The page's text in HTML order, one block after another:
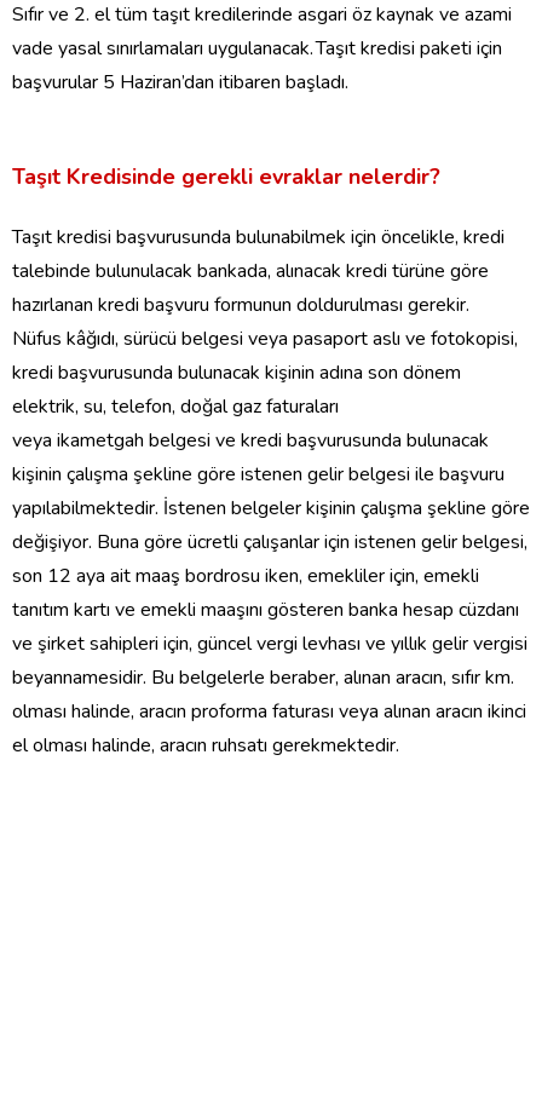
Sıfır ve 2. el tüm taşıt kredilerinde asgari öz kaynak ve azami
vade yasal sınırlamaları uygulanacak. Taşıt kredisi paketi için
başvurular 5 Haziran’dan itibaren başladı.
Taşıt Kredisinde gerekli evraklar nelerdir?
Taşıt kredisi başvurusunda bulunabilmek için öncelikle, kredi
talebinde bulunulacak bankada, alınacak kredi türüne göre
hazırlanan kredi başvuru formunun doldurulması gerekir.
Nüfus kâğıdı, sürücü belgesi veya pasaport aslı ve fotokopisi,
kredi başvurusunda bulunacak kişinin adına son dönem
elektrik, su, telefon, doğal gaz faturaları
veya ikametgah belgesi ve kredi başvurusunda bulunacak
kişinin çalışma şekline göre istenen gelir belgesi ile başvuru
yapılabilmektedir. İstenen belgeler kişinin çalışma şekline göre
değişiyor. Buna göre ücretli çalışanlar için istenen gelir belgesi,
son 12 aya ait maaş bordrosu iken, emekliler için, emekli
tanıtım kartı ve emekli maaşını gösteren banka hesap cüzdanı
ve şirket sahipleri için, güncel vergi levhası ve yıllık gelir vergisi
beyannamesidir. Bu belgelerle beraber, alınan aracın, sıfır km.
olması halinde, aracın proforma faturası veya alınan aracın ikinci
el olması halinde, aracın ruhsatı gerekmektedir.